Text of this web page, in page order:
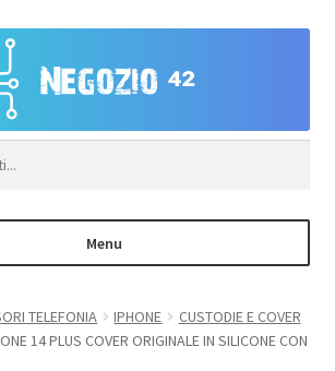
Menu
TELEFONIA IPHONE
CUSTODIE E COVER
14 PLUS COVER ORIGINALE IN SILICONE CON